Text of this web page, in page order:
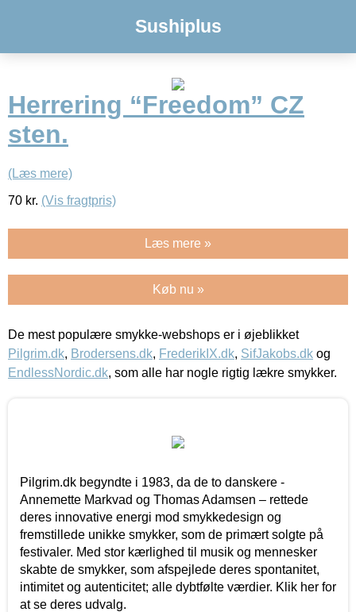
Sushiplus
Herrering “Freedom” CZ
sten.
(Læs mere)
70 kr. (Vis fragtpris)
Læs mere »
Køb nu »
De mest populære smykke-webshops er i øjeblikket
Pilgrim.dk, Brodersens.dk, FrederikIX.dk, SifJakobs.dk og
EndlessNordic.dk, som alle har nogle rigtig lækre smykker.
Pilgrim.dk begyndte i 1983, da de to danskere -
Annemette Markvad og Thomas Adamsen – rettede
deres innovative energi mod smykkedesign og
fremstillede unikke smykker, som de primært solgte på
festivaler. Med stor kærlighed til musik og mennesker
skabte de smykker, som afspejlede deres spontanitet,
intimitet og autenticitet; alle dybtfølte værdier. Klik her for
at se deres udvalg.